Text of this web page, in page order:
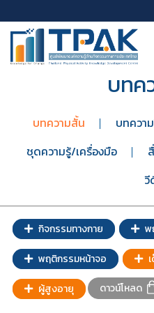
บทค
บทความสั้น บทควา
ชุดความรู้/เครื่องมือ
วี
กิจกรรมทางกาย พ
พฤติกรรมหน้าจอ
ผู้สูงอายุ ดาวน์โหลด